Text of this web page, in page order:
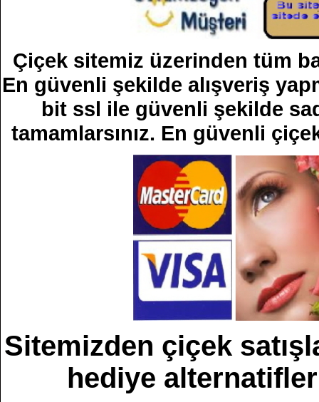
Çiçek sitemiz üzerinden tüm
En güvenli şekilde alışveriş
bit ssl ile güvenli şekilde
tamamlarsınız. En güvenli
Sitemizden çiçek
hediye